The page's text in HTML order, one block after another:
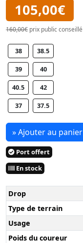
105,00€
160,00€ prix public conseillé
38 38.5
39 40
40.5 42
37 37.5
» Ajouter au panier
Port offert
En stock
Drop
Type de terrain
Usage
Poids du coureur